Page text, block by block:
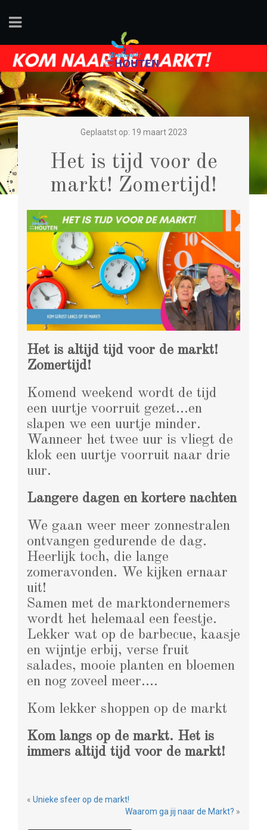
Geplaatst op: 19 maart 2023
Het is tijd voor de
markt! Zomertijd!
Het is altijd tijd voor de markt!
Zomertijd!
Komend weekend wordt de tijd
een uurtje voorruit gezet…en
slapen we een uurtje minder.
Wanneer het twee uur is vliegt de
klok een uurtje voorruit naar drie
uur.
Langere dagen en kortere nachten
We gaan weer meer zonnestralen
ontvangen gedurende de dag.
Heerlijk toch, die lange
zomeravonden. We kijken ernaar
uit!
Samen met de marktondernemers
wordt het helemaal een feestje.
Lekker wat op de barbecue, kaasje
en wijntje erbij, verse fruit
salades, mooie planten en bloemen
en nog zoveel meer….
Kom lekker shoppen op de markt
Kom langs op de markt. Het is
immers altijd tijd voor de markt!
« Unieke sfeer op de markt!
Waarom ga jij naar de Markt? »